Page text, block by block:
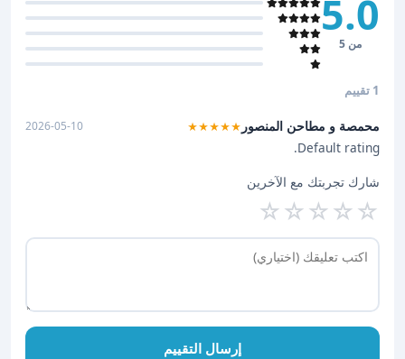
5.0
من 5
1 تقييم
محمصة و مطاحن المنصور ★★★★★
2026-05-10
Default rating.
شارك تجربتك مع الآخرين
☆
☆
☆
☆
☆
إرسال التقييم